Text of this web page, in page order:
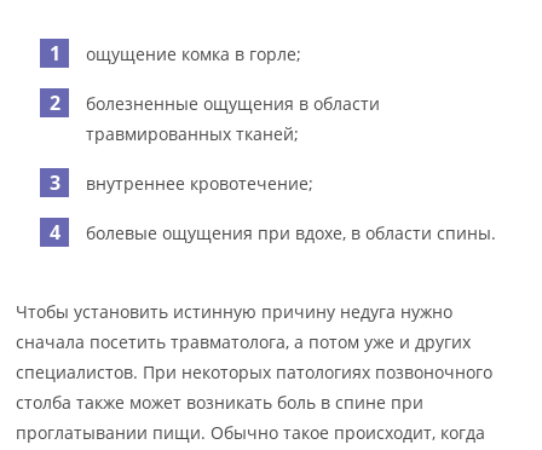
ощущение комка в горле;
болезненные ощущения в области
травмированных тканей;
внутреннее кровотечение;
болевые ощущения при вдохе, в области спины.
Чтобы установить истинную причину недуга нужно
сначала посетить травматолога, а потом уже и других
специалистов. При некоторых патологиях позвоночного
столба также может возникать боль в спине при
проглатывании пищи. Обычно такое происходит, когда